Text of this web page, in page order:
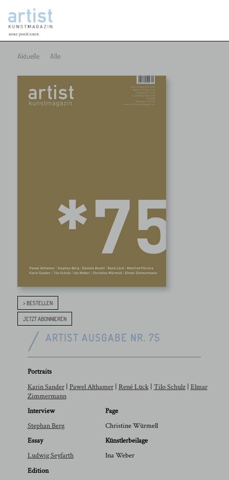
Aktuelle Alle
> BESTELLEN
JETZT ABONNIEREN
ARTIST AUSGABE NR. 75
Portraits
Karin Sander| Pawel Althamer| René Lück| Tilo Schulz| Elmar
Zimmermann
Interview
Stephan Berg
Page
Christine Würmell
Essay
Ludwig Seyfarth
Künstlerbeilage
Ina Weber
Edition